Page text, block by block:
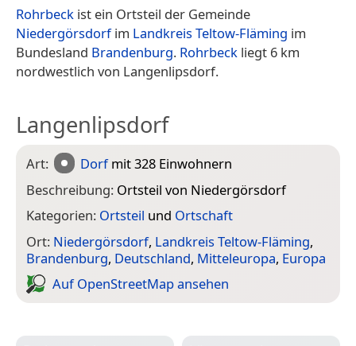
Rohrbeck ist ein Ortsteil der Gemeinde
Niedergörsdorfim Landkreis Teltow-Fläming im
Bundesland Brandenburg. Rohrbeck liegt 6 km
nordwestlich von Langenlipsdorf.
Langenlipsdorf
Art: Dorfmit 328 Einwohnern
Beschreibung: Ortsteil von Niedergörsdorf
Kategorien: Ortsteil und Ortschaft
Ort: Niedergörsdorf, Landkreis Teltow-Fläming,
Brandenburg, Deutschland, Mitteleuropa, Europa
Auf Open­Street­Map ansehen